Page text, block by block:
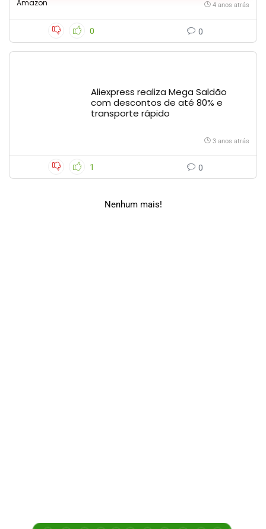
Amazon 4 anos atrás
0 0
Aliexpress realiza Mega Saldão
com descontos de até 80% e
transporte rápido
3 anos atrás
1 0
Nenhum mais!